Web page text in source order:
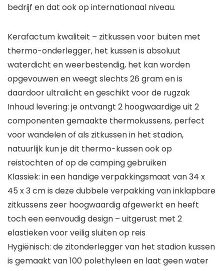
bedrijf en dat ook op internationaal niveau.
Kerafactum kwaliteit – zitkussen voor buiten met
thermo-onderlegger, het kussen is absoluut
waterdicht en weerbestendig, het kan worden
opgevouwen en weegt slechts 26 gram en is
daardoor ultralicht en geschikt voor de rugzak
Inhoud levering: je ontvangt 2 hoogwaardige uit 2
componenten gemaakte thermokussens, perfect
voor wandelen of als zitkussen in het stadion,
natuurlijk kun je dit thermo-kussen ook op
reistochten of op de camping gebruiken
Klassiek: in een handige verpakkingsmaat van 34 x
45 x 3 cm is deze dubbele verpakking van inklapbare
zitkussens zeer hoogwaardig afgewerkt en heeft
toch een eenvoudig design – uitgerust met 2
elastieken voor veilig sluiten op reis
Hygiënisch: de zitonderlegger van het stadion kussen
is gemaakt van 100 polethyleen en laat geen water